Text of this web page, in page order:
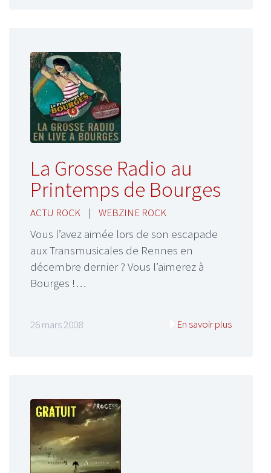
La Grosse Radio au
Printemps de Bourges
ACTU ROCK | WEBZINE ROCK
Vous l’avez aimée lors de son escapade
aux Transmusicales de Rennes en
décembre dernier ? Vous l’aimerez à
Bourges !…
26 mars 2008 En savoir plus